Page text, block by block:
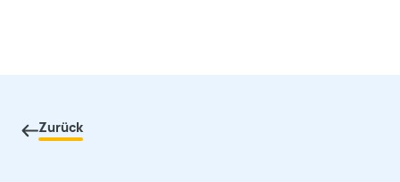
Zurück